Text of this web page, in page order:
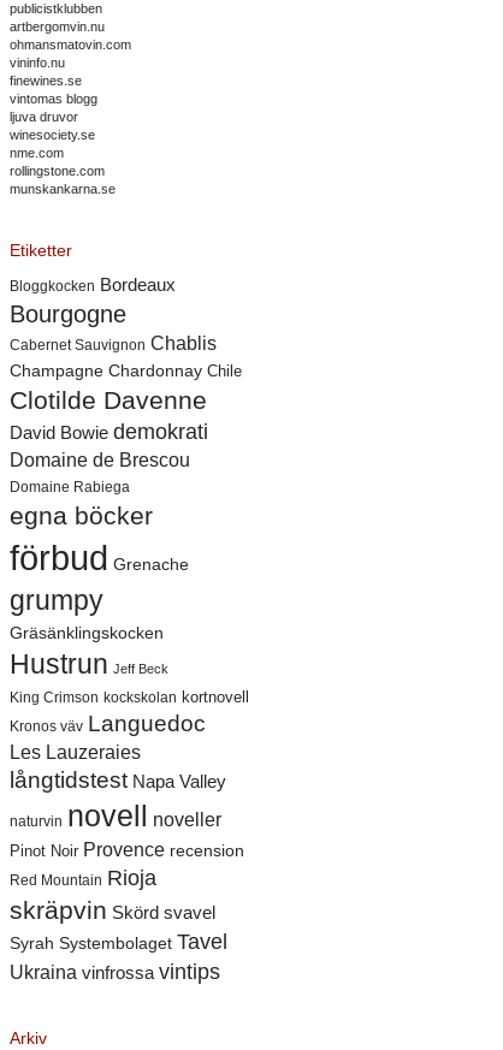
publicistklubben
artbergomvin.nu
ohmansmatovin.com
vininfo.nu
finewines.se
vintomas blogg
ljuva druvor
winesociety.se
nme.com
rollingstone.com
munskankarna.se
Etiketter
Bloggkocken Bordeaux
Bourgogne
Cabernet Sauvignon Chablis
Champagne Chardonnay Chile
Clotilde Davenne
David Bowie demokrati
Domaine de Brescou
Domaine Rabiega
egna böcker
förbud Grenache
grumpy
Gräsänklingskocken
Hustrun Jeff Beck
King Crimson kockskolan kortnovell
Kronos väv Languedoc
Les Lauzeraies
långtidstest Napa Valley
naturvin novell noveller
Pinot Noir Provence recension
Red Mountain Rioja
skräpvin Skörd svavel
Syrah Systembolaget Tavel
Ukraina vinfrossa vintips
Arkiv